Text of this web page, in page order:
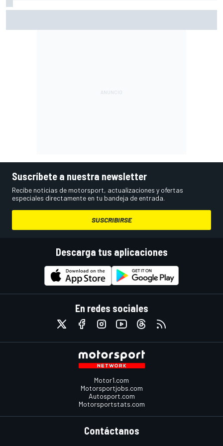
Suscríbete a nuestra newsletter
Recibe noticias de motorsport, actualizaciones y ofertas
especiales directamente en tu bandeja de entrada.
SUSCRIBIRSE
Descarga tus aplicaciones
En redes sociales
Motor1.com
Motorsportjobs.com
Autosport.com
Motorsportstats.com
Contáctanos